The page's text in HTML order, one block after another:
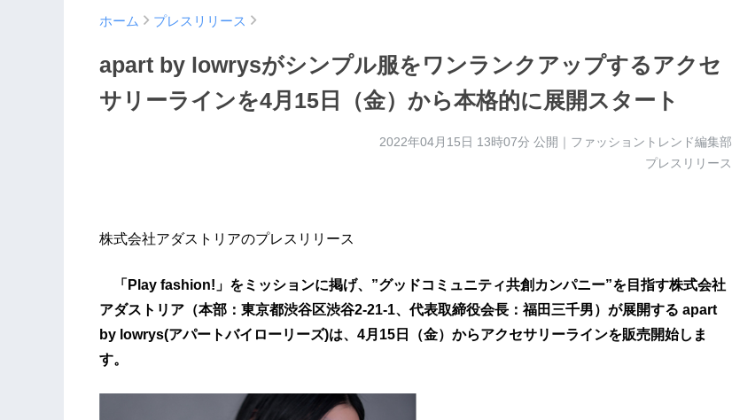
ホーム プレスリリース
apart by lowrysがシンプル服をワンランクアップするアクセ
サリーラインを4月15日（金）から本格的に展開スタート
2022年04月15日 13時07分 公開｜ファッショントレンド編集部
プレスリリース
株式会社アダストリアのプレスリリース
「Play fashion!」をミッションに掲げ、”グッドコミュニティ共創カンパニー”を目指す株式会社
アダストリア（本部：東京都渋谷区渋谷2-21-1、代表取締役会長：福田三千男）が展開する apart
by lowrys(アパートバイローリーズ)は、4月15日（金）からアクセサリーラインを販売開始しま
す。